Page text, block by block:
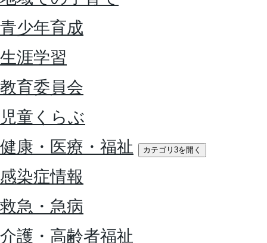
青少年育成
生涯学習
教育委員会
児童くらぶ
健康・医療・福祉
カテゴリ3を開く
感染症情報
救急・急病
介護・高齢者福祉